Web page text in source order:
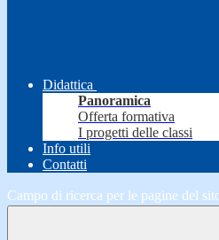
Didattica
Panoramica
Offerta formativa
I progetti delle classi
Info utili
Contatti
Campo di ricerca per le pagine del